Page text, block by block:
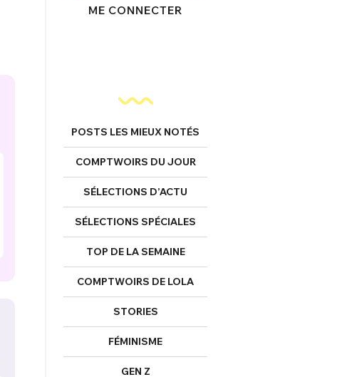
ME CONNECTER
POSTS LES MIEUX NOTÉS
COMPTWOIRS DU JOUR
SÉLECTIONS D’ACTU
SÉLECTIONS SPÉCIALES
TOP DE LA SEMAINE
COMPTWOIRS DE LOLA
STORIES
FÉMINISME
GEN Z
Mot de passe perdu ?
CONNEXION
FERMER
Un Thread
C'EST PARTI